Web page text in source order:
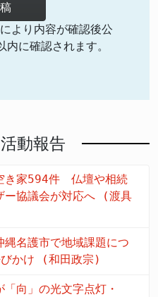
より内容が確認後公
に確認されます。
動報告
き家594件 仏壇や相続
ー協議会が対応へ (渡具
縄名護市で地域課題につ
かけ (和田政宗)
向」の光文字点灯・